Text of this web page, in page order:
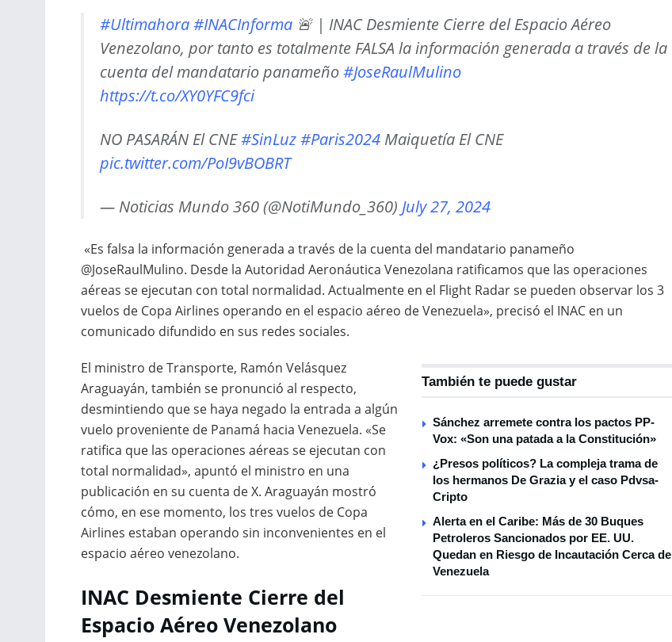
#Ultimahora#INACInforma 🚨 | INAC Desmiente Cierre del Espacio Aéreo
Venezolano, por tanto es totalmente FALSA la información generada a través de la
cuenta del mandatario panameño#JoseRaulMulino
https://t.co/XY0YFC9fci
NO PASARÁN El CNE#SinLuz#Paris2024 Maiquetía El CNE
pic.twitter.com/PoI9vBOBRT
— Noticias Mundo 360 (@NotiMundo_360) July 27, 2024
«Es falsa la información generada a través de la cuenta del mandatario panameño
@JoseRaulMulino. Desde la Autoridad Aeronáutica Venezolana ratificamos que las operaciones
aéreas se ejecutan con total normalidad. Actualmente en el Flight Radar se pueden observar los 3
vuelos de Copa Airlines operando en el espacio aéreo de Venezuela», precisó el INAC en un
comunicado difundido en sus redes sociales.
También te puede gustar
Sánchez arremete contra los pactos PP-
Vox: «Son una patada a la Constitución»
¿Presos políticos? La compleja trama de
los hermanos De Grazia y el caso Pdvsa-
Cripto
Alerta en el Caribe: Más de 30 Buques
Petroleros Sancionados por EE. UU.
Quedan en Riesgo de Incautación Cerca de
Venezuela
El ministro de Transporte, Ramón Velásquez
Araguayán, también se pronunció al respecto,
desmintiendo que se haya negado la entrada a algún
vuelo proveniente de Panamá hacia Venezuela. «Se
ratifica que las operaciones aéreas se ejecutan con
total normalidad», apuntó el ministro en una
publicación en su cuenta de X. Araguayán mostró
cómo, en ese momento, los tres vuelos de Copa
Airlines estaban operando sin inconvenientes en el
espacio aéreo venezolano.
INAC Desmiente Cierre del
Espacio Aéreo Venezolano